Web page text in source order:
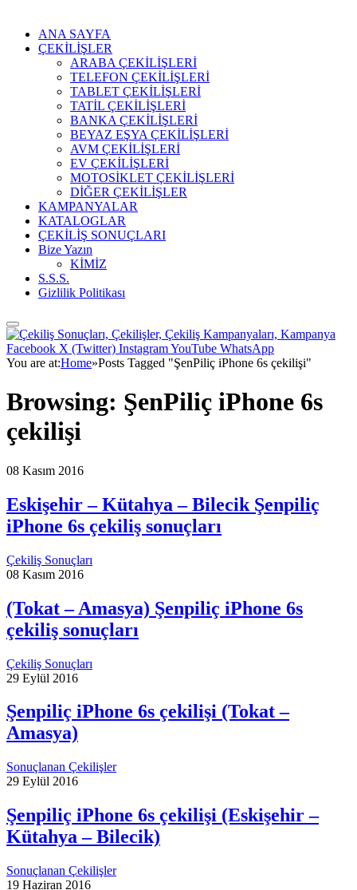
ANA SAYFA
ÇEKİLİŞLER
ARABA ÇEKİLİŞLERİ
TELEFON ÇEKİLİŞLERİ
TABLET ÇEKİLİŞLERİ
TATİL ÇEKİLİŞLERİ
BANKA ÇEKİLİŞLERİ
BEYAZ EŞYA ÇEKİLİŞLERİ
AVM ÇEKİLİŞLERİ
EV ÇEKİLİŞLERİ
MOTOSİKLET ÇEKİLİŞLERİ
DİĞER ÇEKİLİŞLER
KAMPANYALAR
KATALOGLAR
ÇEKİLİŞ SONUÇLARI
Bize Yazın
KİMİZ
S.S.S.
Gizlilik Politikası
Facebook X (Twitter) InstagramYouTube WhatsApp
You are at:Home»Posts Tagged "ŞenPiliç iPhone 6s çekilişi"
Browsing: ŞenPiliç iPhone 6s
çekilişi
08 Kasım 2016
Eskişehir – Kütahya – Bilecik Şenpiliç
iPhone 6s çekiliş sonuçları
Çekiliş Sonuçları
08 Kasım 2016
(Tokat – Amasya) Şenpiliç iPhone 6s
çekiliş sonuçları
Çekiliş Sonuçları
29 Eylül 2016
Şenpiliç iPhone 6s çekilişi (Tokat –
Amasya)
Sonuçlanan Çekilişler
29 Eylül 2016
Şenpiliç iPhone 6s çekilişi (Eskişehir –
Kütahya – Bilecik)
Sonuçlanan Çekilişler
19 Haziran 2016